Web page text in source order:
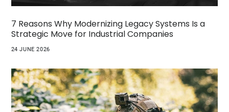
7 Reasons Why Modernizing Legacy Systems Is a
Strategic Move for Industrial Companies
24 JUNE 2026